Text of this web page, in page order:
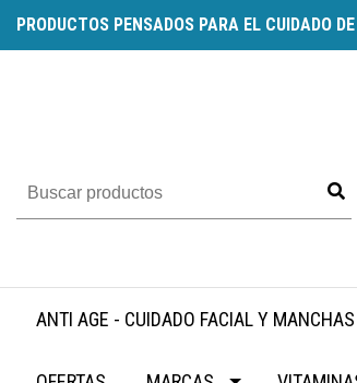
PRODUCTOS PENSADOS PARA EL CUIDADO
ANTI AGE - CUIDADO FACIAL Y MANCHAS